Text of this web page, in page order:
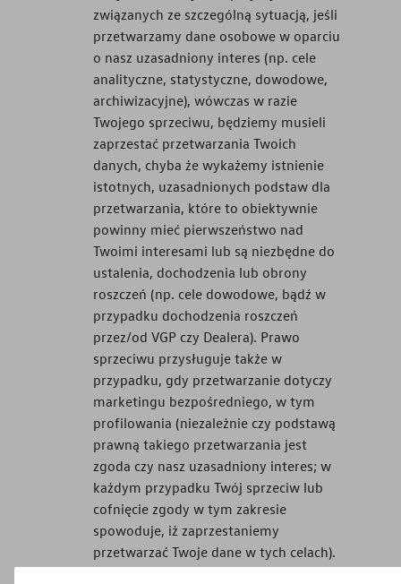
związanych ze szczególną sytuacją, jeśli
przetwarzamy dane osobowe w oparciu
o nasz uzasadniony interes (np. cele
analityczne, statystyczne, dowodowe,
archiwizacyjne), wówczas w razie
Twojego sprzeciwu, będziemy musieli
zaprzestać przetwarzania Twoich
danych, chyba że wykażemy istnienie
istotnych, uzasadnionych podstaw dla
przetwarzania, które to obiektywnie
powinny mieć pierwszeństwo nad
Twoimi interesami lub są niezbędne do
ustalenia, dochodzenia lub obrony
roszczeń (np. cele dowodowe, bądź w
przypadku dochodzenia roszczeń
przez/od VGP czy Dealera). Prawo
sprzeciwu przysługuje także w
przypadku, gdy przetwarzanie dotyczy
marketingu bezpośredniego, w tym
profilowania (niezależnie czy podstawą
prawną takiego przetwarzania jest
zgoda czy nasz uzasadniony interes; w
każdym przypadku Twój sprzeciw lub
cofnięcie zgody w tym zakresie
spowoduje, iż zaprzestaniemy
przetwarzać Twoje dane w tych celach).
Niepodlegania decyzji, która opiera się